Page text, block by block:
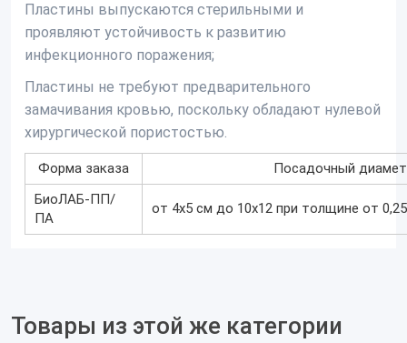
Пластины выпускаются стерильными и
проявляют устойчивость к развитию
инфекционного поражения;
Пластины не требуют предварительного
замачивания кровью, поскольку обладают нулевой
хирургической пористостью.
Форма заказа
Посадочный
БиоЛАБ-ПП/
ПА
от 4х5 см до 10х12 при толщине от
Товары из этой же категории